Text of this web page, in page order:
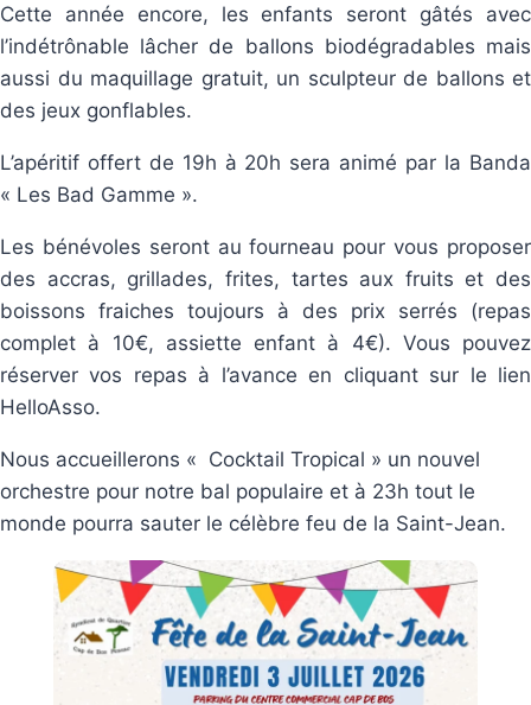
Cette année encore, les enfants seront gâtés avec
l’indétrônable lâcher de ballons biodégradables mais
aussi du maquillage gratuit, un sculpteur de ballons et
des jeux gonflables.
L’apéritif offert de 19h à 20h sera animé par la Banda
« Les Bad Gamme ».
Les bénévoles seront au fourneau pour vous proposer
des accras, grillades, frites, tartes aux fruits et des
boissons fraiches toujours à des prix serrés (repas
complet à 10€, assiette enfant à 4€). Vous pouvez
réserver vos repas à l’avance en cliquant sur le lien
HelloAsso.
Nous accueillerons « Cocktail Tropical » un nouvel
orchestre pour notre bal populaire et à 23h tout le
monde pourra sauter le célèbre feu de la Saint-Jean.